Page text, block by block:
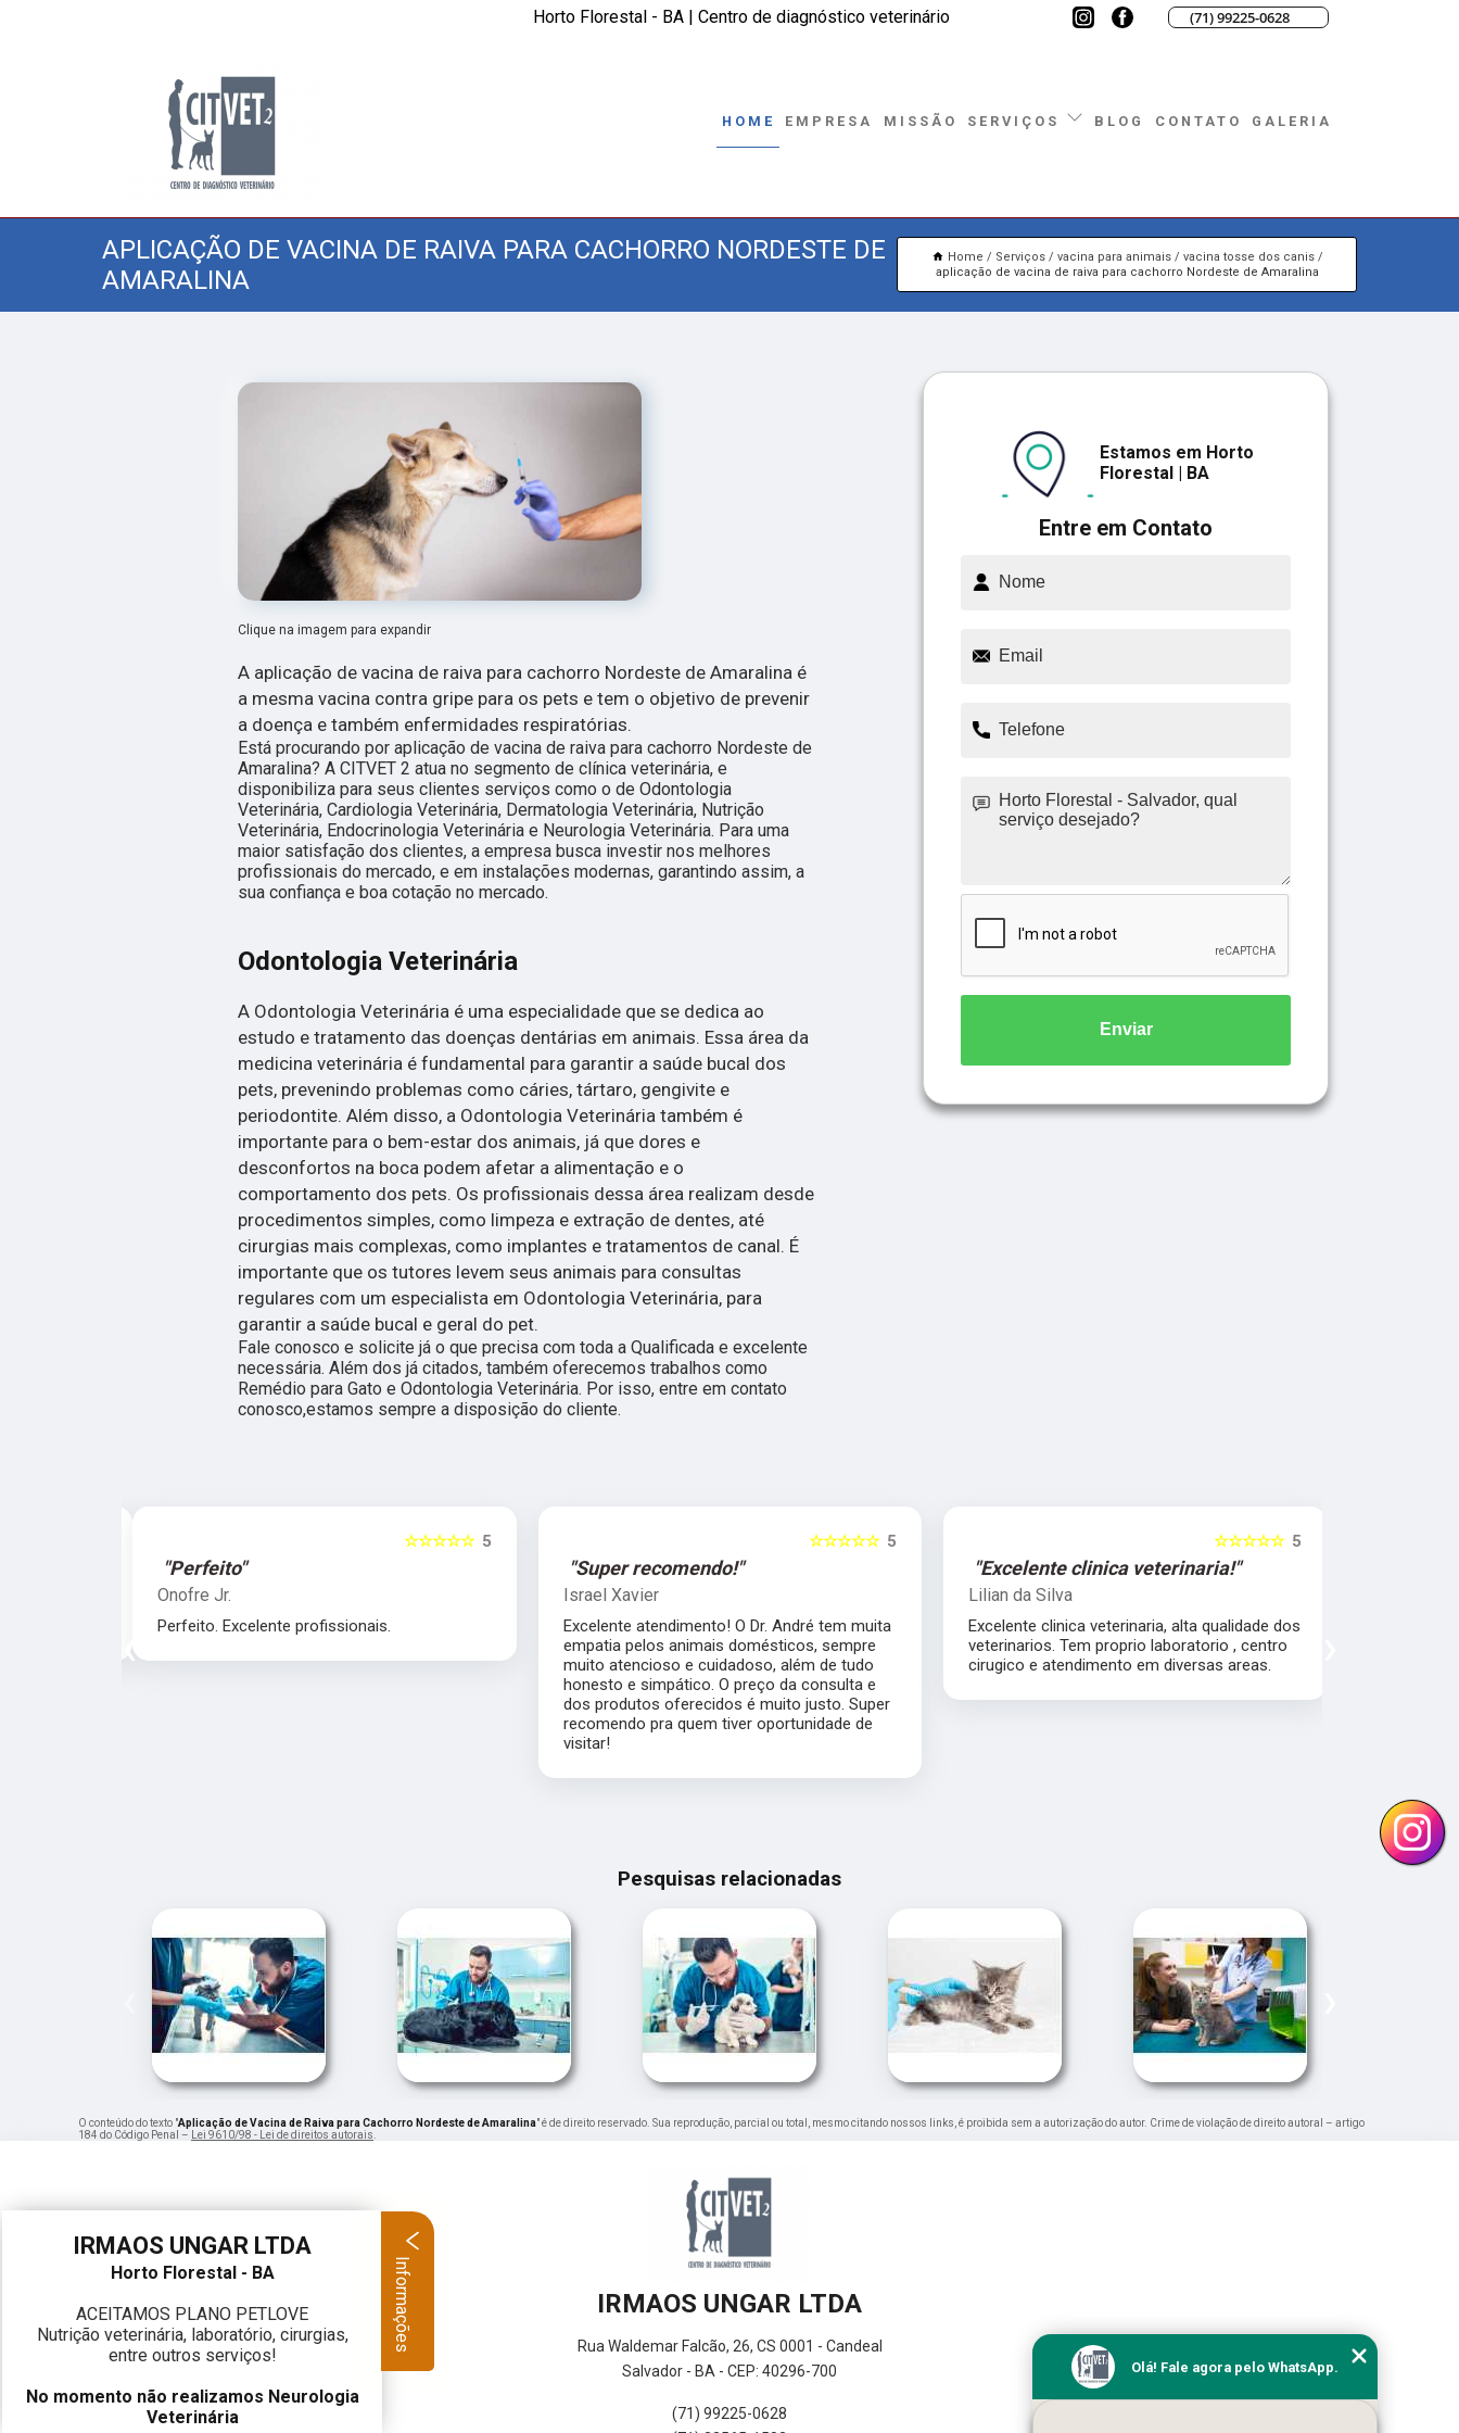
Horto Florestal - BA | Centro de diagnóstico veterinário (71) 99225-0628
HOME EMPRESA MISSÃO SERVIÇOS BLOG CONTATO GALERIA
APLICAÇÃO DE VACINA DE RAIVA PARA CACHORRO NORDESTE DE
AMARALINA
Home Serviços vacina para animais
vacina tosse dos canis
aplicação de vacina de raiva para cachorro Nordeste de Amaralina
Clique na imagem para expandir
A aplicação de vacina de raiva para cachorro Nordeste de Amaralina é
a mesma vacina contra gripe para os pets e tem o objetivo de prevenir
a doença e também enfermidades respiratórias.
Está procurando por aplicação de vacina de raiva para cachorro Nordeste de
Amaralina? A CITVET 2 atua no segmento de clínica veterinária, e
disponibiliza para seus clientes serviços como o de Odontologia
Veterinária, Cardiologia Veterinária, Dermatologia Veterinária, Nutrição
Veterinária, Endocrinologia Veterinária e Neurologia Veterinária. Para uma
maior satisfação dos clientes, a empresa busca investir nos melhores
profissionais do mercado, e em instalações modernas, garantindo assim, a
sua confiança e boa cotação no mercado.
Odontologia Veterinária
A Odontologia Veterinária é uma especialidade que se dedica ao
estudo e tratamento das doenças dentárias em animais. Essa área da
medicina veterinária é fundamental para garantir a saúde bucal dos
pets, prevenindo problemas como cáries, tártaro, gengivite e
periodontite. Além disso, a Odontologia Veterinária também é
importante para o bem-estar dos animais, já que dores e
desconfortos na boca podem afetar a alimentação e o
comportamento dos pets. Os profissionais dessa área realizam desde
procedimentos simples, como limpeza e extração de dentes, até
cirurgias mais complexas, como implantes e tratamentos de canal. É
importante que os tutores levem seus animais para consultas
regulares com um especialista em Odontologia Veterinária, para
garantir a saúde bucal e geral do pet.
Fale conosco e solicite já o que precisa com toda a Qualificada e excelente
necessária. Além dos já citados, também oferecemos trabalhos como
Remédio para Gato e Odontologia Veterinária. Por isso, entre em contato
conosco,estamos sempre a disposição do cliente.
Entre em Contato
Estamos em Horto
Florestal | BA
Enviar
5
☆☆☆☆☆
"Perfeito"
Onofre Jr.
Perfeito. Excelente profissionais.
5
☆☆☆☆☆
"Super recomendo!"
Israel Xavier
Excelente atendimento! O Dr. André tem muita
empatia pelos animais domésticos, sempre
muito atencioso e cuidadoso, além de tudo
honesto e simpático. O preço da consulta e
dos produtos oferecidos é muito justo. Super
recomendo pra quem tiver oportunidade de
visitar!
5
☆☆☆☆☆
"Excelente clinica veterinaria!"
Lilian da Silva
Excelente clinica veterinaria, alta qualidade dos
veterinarios. Tem proprio laboratorio , centro
cirugico e atendimento em diversas areas.
‹
Pesquisas relacionadas
O conteúdo do texto "Aplicação de Vacina de Raiva para Cachorro Nordeste de Amaralina" é de direito reservado. Sua reprodução, parcial ou total, mesmo citando nossos links, é proibida sem a autorização do autor. Crime de violação de direito autoral – artigo
184 do Código Penal –
Lei 9610/98 - Lei de direitos autorais
IRMAOS UNGAR LTDA
Rua Waldemar Falcão, 26, CS 0001 - Candeal
Salvador - BA - CEP: 40296-700
(71) 99225-0628
Olá! Fale agora pelo WhatsApp.
IRMAOS UNGAR LTDA
Horto Florestal - BA
ACEITAMOS PLANO PETLOVE
Nutrição veterinária, laboratório, cirurgias,
entre outros serviços!
No momento não realizamos Neurologia
Veterinária
Informações